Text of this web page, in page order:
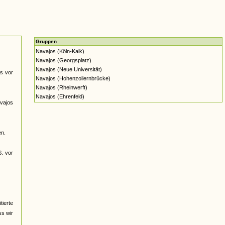
vor
vor
wir
Gruppen
Navajos (Köln-Kalk)
Navajos (Georgsplatz)
Navajos (Neue Universität)
Navajos (Hohenzollernbrücke)
Navajos (Rheinwerft)
Navajos (Ehrenfeld)